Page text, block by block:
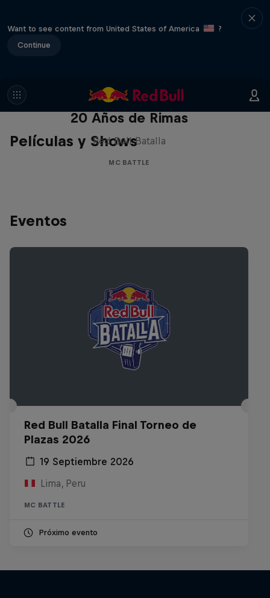
Want to see content from United States of America
?
Continue
Películas y Shows
Red Bull Batalla Nueva Historia:
20 Años de Rimas
Red Bull Batalla
MC BATTLE
Eventos
Red Bull Batalla Final Torneo de
Plazas 2026
19 Septiembre 2026
Lima, Peru
MC BATTLE
Próximo evento